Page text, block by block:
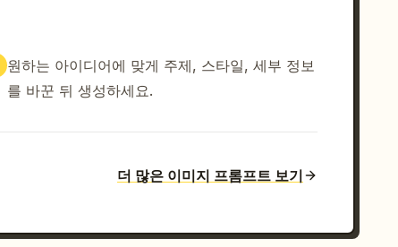
원하는 아이디어에 맞게 주제, 스타일, 세부 정보
를 바꾼 뒤 생성하세요.
더 많은 이미지 프롬프트 보기